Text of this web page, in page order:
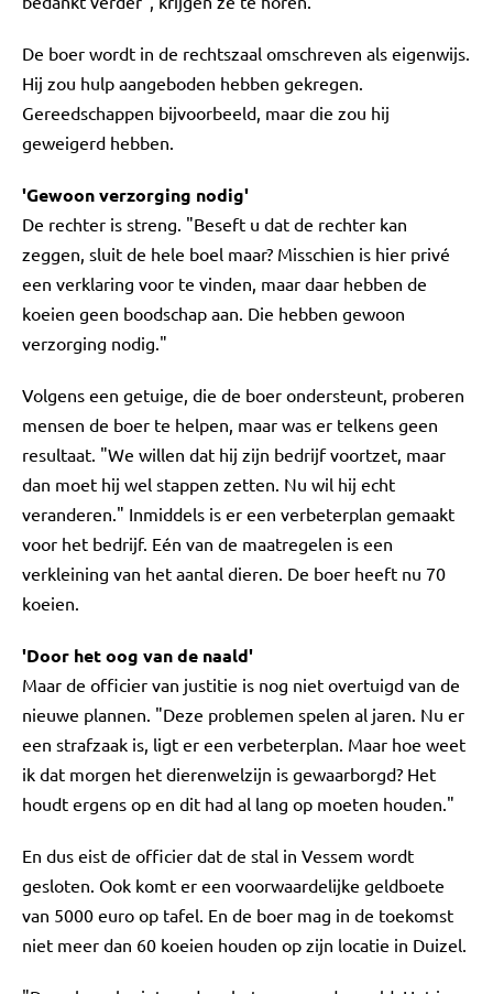
De boer wordt in de rechtszaal omschreven als eigenwijs.
Hij zou hulp aangeboden hebben gekregen.
Gereedschappen bijvoorbeeld, maar die zou hij
geweigerd hebben.
'Gewoon verzorging nodig'
De rechter is streng. "Beseft u dat de rechter kan
zeggen, sluit de hele boel maar? Misschien is hier privé
een verklaring voor te vinden, maar daar hebben de
koeien geen boodschap aan. Die hebben gewoon
verzorging nodig."
Volgens een getuige, die de boer ondersteunt, proberen
mensen de boer te helpen, maar was er telkens geen
resultaat. "We willen dat hij zijn bedrijf voortzet, maar
dan moet hij wel stappen zetten. Nu wil hij echt
veranderen." Inmiddels is er een verbeterplan gemaakt
voor het bedrijf. Eén van de maatregelen is een
verkleining van het aantal dieren. De boer heeft nu 70
koeien.
'Door het oog van de naald'
Maar de officier van justitie is nog niet overtuigd van de
nieuwe plannen. "Deze problemen spelen al jaren. Nu er
een strafzaak is, ligt er een verbeterplan. Maar hoe weet
ik dat morgen het dierenwelzijn is gewaarborgd? Het
houdt ergens op en dit had al lang op moeten houden."
En dus eist de officier dat de stal in Vessem wordt
gesloten. Ook komt er een voorwaardelijke geldboete
van 5000 euro op tafel. En de boer mag in de toekomst
niet meer dan 60 koeien houden op zijn locatie in Duizel.